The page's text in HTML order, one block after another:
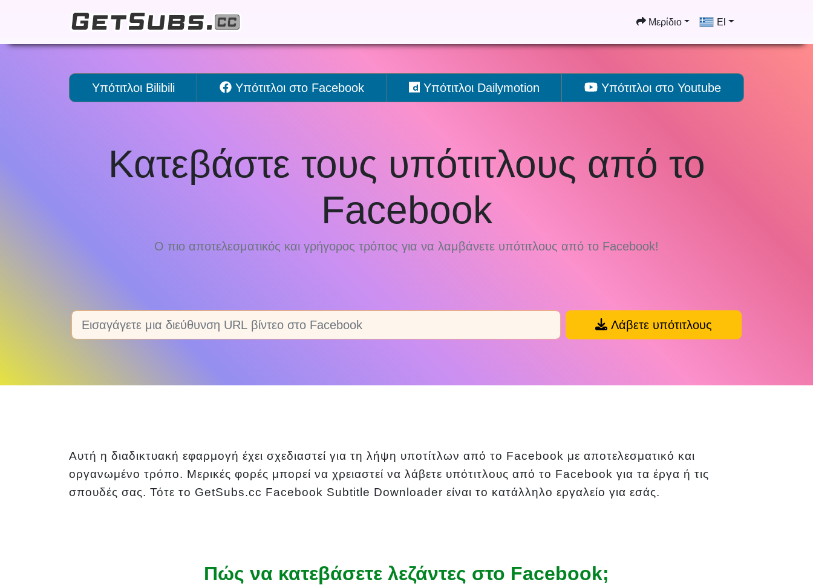
Μερίδιο El
Υπότιτλοι Bilibili Υπότιτλοι στο Facebook Υπότιτλοι Dailymotion Υπότιτλοι στο Youtube
Κατεβάστε τους υπότιτλους από το
Facebook
Ο πιο αποτελεσματικός και γρήγορος τρόπος για να λαμβάνετε υπότιτλους από το Facebook!
Λάβετε υπότιτλους
Αυτή η διαδικτυακή εφαρμογή έχει σχεδιαστεί για τη λήψη υποτίτλων από το Facebook με αποτελεσματικό και
οργανωμένο τρόπο. Μερικές φορές μπορεί να χρειαστεί να λάβετε υπότιτλους από το Facebook για τα έργα ή τις
σπουδές σας. Τότε το GetSubs.cc Facebook Subtitle Downloader είναι το κατάλληλο εργαλείο για εσάς.
Πώς να κατεβάσετε λεζάντες στο Facebook;